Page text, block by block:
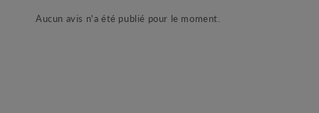
Aucun avis n'a été publié pour le moment.